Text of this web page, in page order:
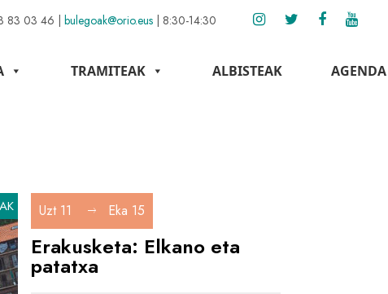
83 03 46 | bulegoak@orio.eus | 8:30-14:30
TRAMITEAK ALBISTEAK AGENDA
Uzt 11 Eka 15
Erakusketa: Elkano eta
patatxa